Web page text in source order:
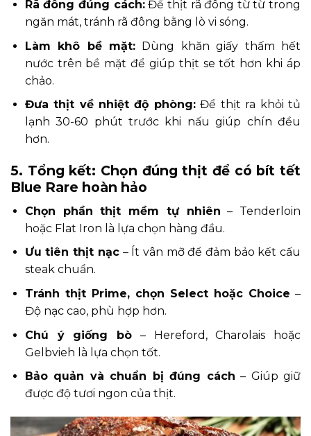
Rã đông đúng cách:Để thịt rã đông từ từ trong
ngăn mát, tránh rã đông bằng lò vi sóng.
Làm khô bề mặt: Dùng khăn giấy thấm hết
nước trên bề mặt để giúp thịt se tốt hơn khi áp
chảo.
Đưa thịt về nhiệt độ phòng:Để thịt ra khỏi tủ
lạnh 30-60 phút trước khi nấu giúp chín đều
hơn.
5. Tổng kết: Chọn đúng thịt để có bít tết
Blue Rare hoàn hảo
Chọn phần thịt mềm tự nhiên – Tenderloin
hoặc Flat Iron là lựa chọn hàng đầu.
Ưu tiên thịt nạc– Ít vân mỡ để đảm bảo kết cấu
steak chuẩn.
Tránh thịt Prime, chọn Select hoặc Choice –
Độ nạc cao, phù hợp hơn.
Chú ý giống bò – Hereford, Charolais hoặc
Gelbvieh là lựa chọn tốt.
Bảo quản và chuẩn bị đúng cách – Giúp giữ
được độ tươi ngon của thịt.